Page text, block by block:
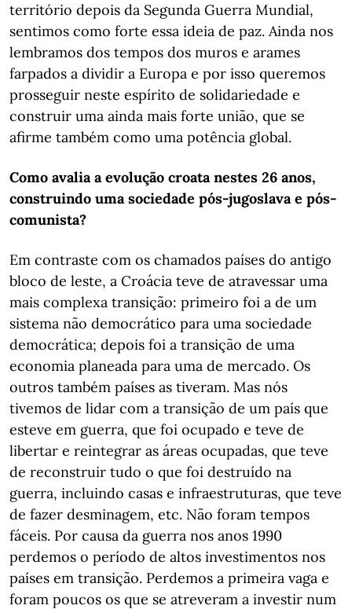
território depois da Segunda Guerra Mundial,
sentimos como forte essa ideia de paz. Ainda nos
lembramos dos tempos dos muros e arames
farpados a dividir a Europa e por isso queremos
prosseguir neste espírito de solidariedade e
construir uma ainda mais forte união, que se
afirme também como uma potência global.
Como avalia a evolução croata nestes 26 anos,
construindo uma sociedade pós-jugoslava e pós-
comunista?
Em contraste com os chamados países do antigo
bloco de leste, a Croácia teve de atravessar uma
mais complexa transição: primeiro foi a de um
sistema não democrático para uma sociedade
democrática; depois foi a transição de uma
economia planeada para uma de mercado. Os
outros também países as tiveram. Mas nós
tivemos de lidar com a transição de um país que
esteve em guerra, que foi ocupado e teve de
libertar e reintegrar as áreas ocupadas, que teve
de reconstruir tudo o que foi destruído na
guerra, incluindo casas e infraestruturas, que teve
de fazer desminagem, etc. Não foram tempos
fáceis. Por causa da guerra nos anos 1990
perdemos o período de altos investimentos nos
países em transição. Perdemos a primeira vaga e
foram poucos os que se atreveram a investir num